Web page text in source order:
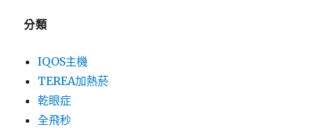
分類
IQOS主機
TEREA加熱菸
乾眼症
全飛秒